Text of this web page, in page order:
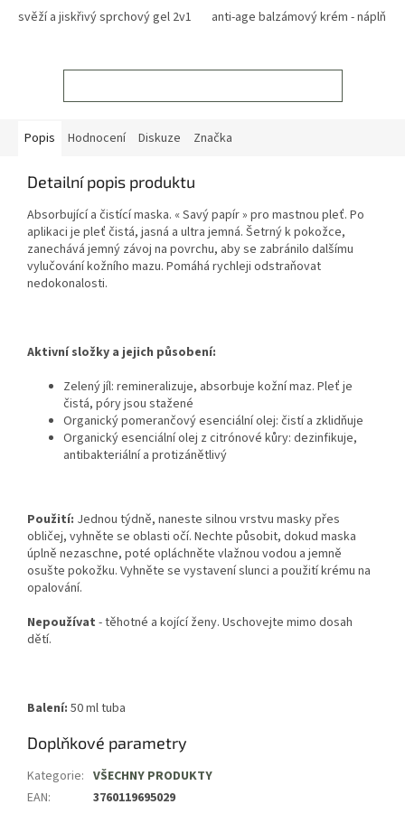
svěží a jiskřivý sprchový gel 2v1 anti-age balzámový krém - náplň
Popis Hodnocení Diskuze Značka
Detailní popis produktu
Absorbující a čistící maska. « Savý papír » pro mastnou pleť. Po
aplikaci je pleť čistá, jasná a ultra jemná. Šetrný k pokožce,
zanechává jemný závoj na povrchu, aby se zabránilo dalšímu
vylučování kožního mazu. Pomáhá rychleji odstraňovat
nedokonalosti.
Aktivní složky a jejich působení:
Zelený jíl: remineralizuje, absorbuje kožní maz. Pleť je
čistá, póry jsou stažené
Organický pomerančový esenciální olej: čistí a zklidňuje
Organický esenciální olej z citrónové kůry: dezinfikuje,
antibakteriální a protizánětlivý
Použití: Jednou týdně, naneste silnou vrstvu masky přes
obličej, vyhněte se oblasti očí. Nechte působit, dokud maska
úplně nezaschne, poté opláchněte vlažnou vodou a jemně
osušte pokožku. Vyhněte se vystavení slunci a použití krému na
opalování.
Nepoužívat - těhotné a kojící ženy. Uschovejte mimo dosah
dětí.
Balení: 50 ml tuba
Doplňkové parametry
Kategorie: VŠECHNY PRODUKTY
EAN: 3760119695029